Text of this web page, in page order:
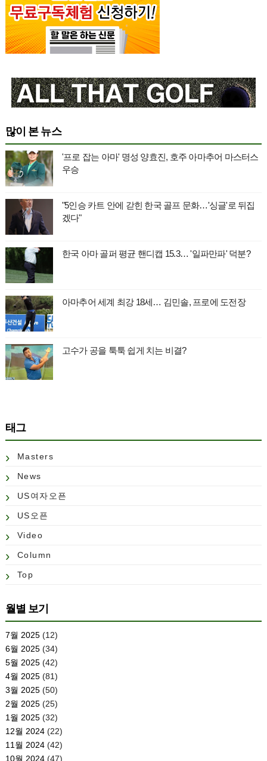
많이 본 뉴스
'프로 잡는 아마' 명성 양효진, 호주 아마추어 마스터스
우승
"5인승 카트 안에 갇힌 한국 골프 문화…'싱글'로 뒤집
겠다"
한국 아마 골퍼 평균 핸디캡 15.3… '일파만파' 덕분?
아마추어 세계 최강 18세… 김민솔, 프로에 도전장
고수가 공을 툭툭 쉽게 치는 비결?
태그
Masters
News
US여자오픈
US오픈
Video
Column
Top
월별 보기
7월 2025(12)
6월 2025(34)
5월 2025(42)
4월 2025(81)
3월 2025(50)
2월 2025(25)
1월 2025(32)
12월 2024(22)
11월 2024(42)
10월 2024(47)